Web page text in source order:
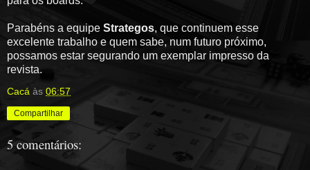
Parabéns a equipe Strategos, que continuem esse
excelente trabalho e quem sabe, num futuro próximo,
possamos estar segurando um exemplar impresso da
revista.
Cacá às 06:57
Compartilhar
5 comentários: